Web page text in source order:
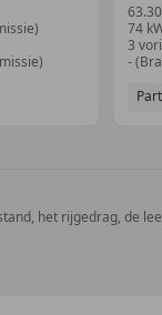
74
3
-
het rijgedrag, de